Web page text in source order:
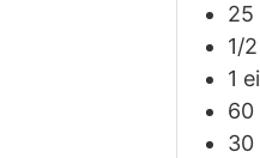
25
1/2
1 ei
60
30